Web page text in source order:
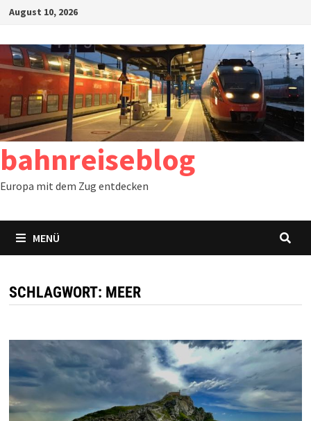
Zum
springen
August 10, 2026
bahnreiseblog
Europa mit dem Zug entdecken
MENÜ
SCHLAGWORT: MEER